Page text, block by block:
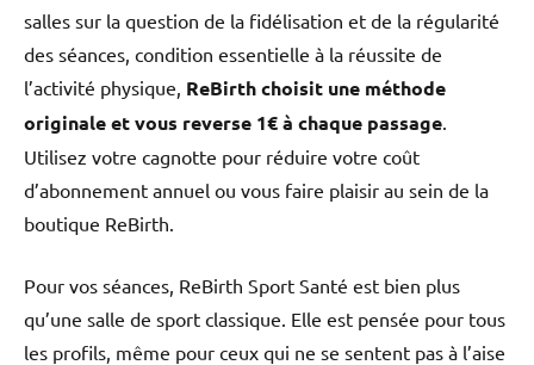
salles sur la question de la fidélisation et de la régularité
des séances, condition essentielle à la réussite de
l’activité physique, ReBirth choisit une méthode
originale et vous reverse 1€ à chaque passage
Utilisez votre cagnotte pour réduire votre coût
d’abonnement annuel ou vous faire plaisir au sein de la
boutique ReBirth.
Pour vos séances, ReBirth Sport Santé est bien plus
qu’une salle de sport classique. Elle est pensée pour tous
les profils, même pour ceux qui ne se sentent pas à l’aise